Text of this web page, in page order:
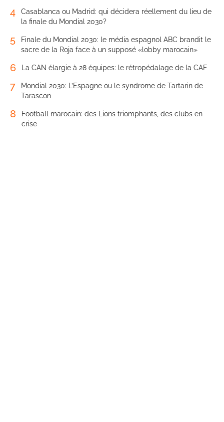
4
Casablanca ou Madrid: qui décidera réellement du lieu de
la finale du Mondial 2030?
5
Finale du Mondial 2030: le média espagnol ABC brandit le
sacre de la Roja face à un supposé «lobby marocain»
6 La CAN élargie à 28 équipes: le rétropédalage de la CAF
7
Mondial 2030: L’Espagne ou le syndrome de Tartarin de
Tarascon
8
Football marocain: des Lions triomphants, des clubs en
crise